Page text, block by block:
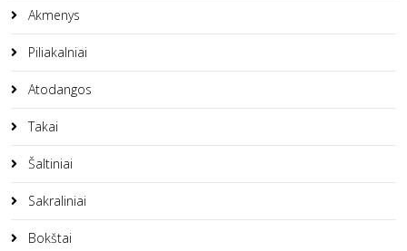
Akmenys
Piliakalniai
Atodangos
Takai
Šaltiniai
Sakraliniai
Bokštai